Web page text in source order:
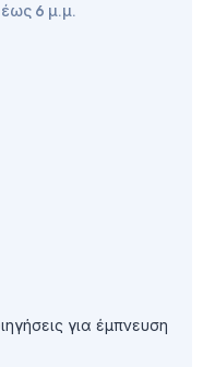
6 μ.μ.
για έμπνευση